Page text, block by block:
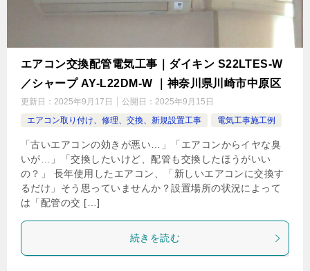
エアコン交換配管電気工事｜ダイキン S22LTES-W
／シャープ AY-L22DM-W ｜神奈川県川崎市中原区
更新日： 2025年9月17日 公開日： 2025年9月15日
エアコン取り付け、修理、交換、新規設置工事
電気工事施工例
「古いエアコンの効きが悪い…」「エアコンからイヤな臭
いが…」「交換したいけど、配管も交換したほうがいい
の？」 長年使用したエアコン、「新しいエアコンに交換す
るだけ」そう思っていませんか？設置場所の状況によって
は「配管の交 […]
続きを読む